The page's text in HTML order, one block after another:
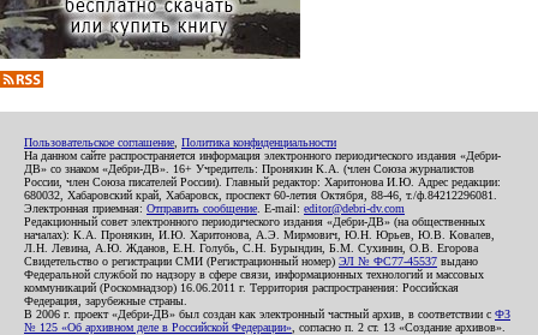
Пользовательское соглашение Политика конфиденциальности
На данном сайте распространяется информация электронного периодического издания «Дебри-
ДВ» со знаком «Дебри-ДВ». 16+ Учредитель: Пронякин К.А. (член Союза журналистов
России, член Союза писателей России). Главный редактор: Харитонова И.Ю. Адрес редакции:
680032, Хабаровский край, Хабаровск, проспект 60-летия Октября, 88-46, т./ф.84212296081.
Электронная приемная: Отправить сообщение . E-mail: editor@debri-dv.com
Редакционный совет электронного периодического издания «Дебри-ДВ» (на общественных
началах): К.А. Пронякин, И.Ю. Харитонова, А.Э. Мирмович, Ю.Н. Юрьев, Ю.В. Ковалев,
Л.Н. Левина, А.Ю. Жданов, Е.Н. Голубь, С.Н. Бурындин, Б.М. Сухинин, О.В. Егорова
Свидетельство о регистрации СМИ (Регистрационный номер) ЭЛ № ФС77-45537 выдано
Федеральной службой по надзору в сфере связи, информационных технологий и массовых
коммуникаций (Роскомнадзор) 16.06.2011 г. Территория распространения: Российская
Федерация, зарубежные страны.
В 2006 г. проект «Дебри-ДВ» был создан как электронный частный архив, в соответствии с ФЗ
№ 125 «Об архивном деле в Российской Федерации» , согласно п. 2 ст. 13 «Создание архивов».